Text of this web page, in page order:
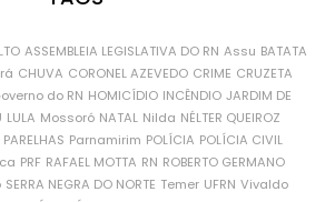
ASSEMBLEIA LEGISLATIVA DO RN Assu BATATA
CHUVA CORONEL AZEVEDO CRIME CRUZETA
do RN HOMICÍDIO INCÊNDIO JARDIM DE
LULA Mossoró NATAL Nilda NÉLTER QUEIROZ
PARELHAS Parnamirim POLÍCIA POLÍCIA CIVIL
PRF RAFAEL MOTTA RN ROBERTO GERMANO
SERRA NEGRA DO NORTE Temer UFRN Vivaldo